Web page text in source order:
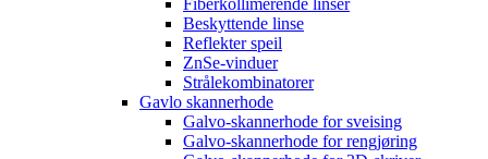
Fiberkollimerende linser
Beskyttende linse
Reflekter speil
ZnSe-vinduer
Strålekombinatorer
Gavlo skannerhode
Galvo-skannerhode for sveising
Galvo-skannerhode for rengjøring